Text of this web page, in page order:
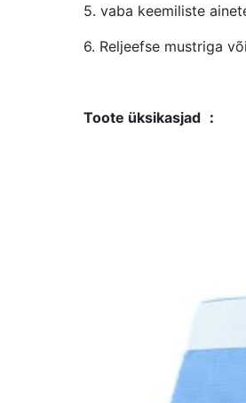
5. vaba keemiliste
6. Reljeefse mustriga
Toote üksikasjad ：